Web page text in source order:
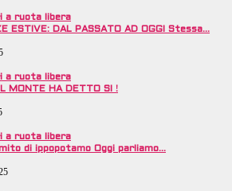
a ruota libera
ESTIVE: DAL PASSATO AD OGGI Stessa…
a ruota libera
MONTE HA DETTO SI !
a ruota libera
mito di ippopotamo Oggi parliamo…